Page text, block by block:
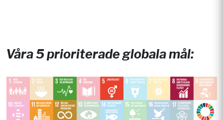
Våra 5 prioriterade globala mål: